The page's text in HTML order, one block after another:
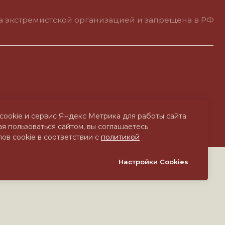
и сервис Яндекс Метрика для работы сайта
пользоваться сайтом, вы соглашаетесь
cookie в соответствии с политикой
Настройки Cookies